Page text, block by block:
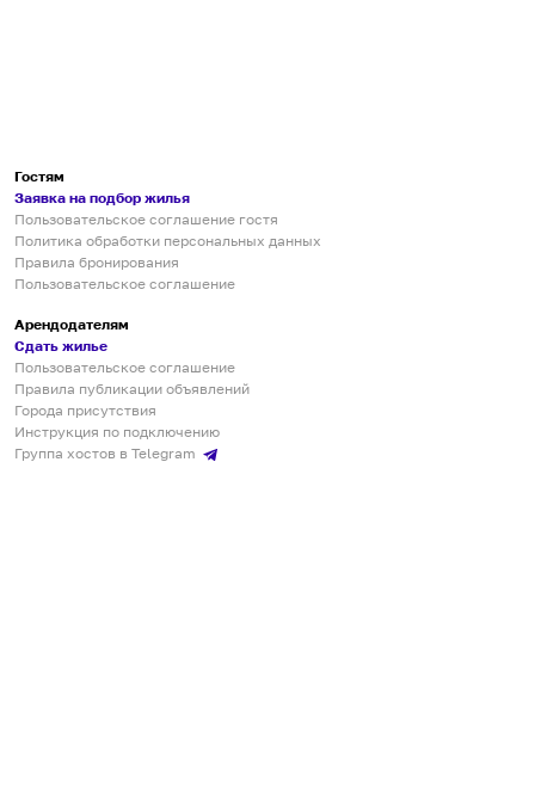
Гостям
Заявка на подбор жилья
Пользовательское соглашение гостя
Политика обработки персональных данных
Правила бронирования
Пользовательское соглашение
Арендодателям
Сдать жилье
Пользовательское соглашение
Правила публикации объявлений
Города присутствия
Инструкция по подключению
Группа хостов в Telegram